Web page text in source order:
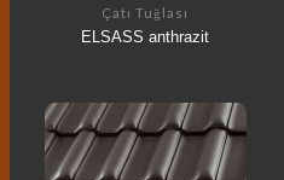
Çatı Tuğlası
ELSASS anthrazit